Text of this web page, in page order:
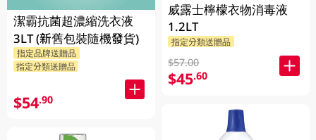
潔霸抗菌超濃縮洗衣液
3LT (新舊包裝隨機發貨)
指定品牌送贈品
指定分類送贈品
$54.90
威露士檸檬衣物消毒液
1.2LT
指定分類送贈品
$57.00
$45.60